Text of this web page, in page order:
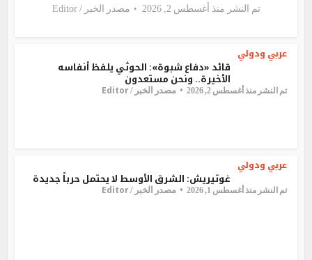
تم النشر منذ أغسطس 2, 2026 مصدر الخبر /Editor
عربي ودولي
قائد «دفاع شبوة»: الحوثي يلفظ أنفاسه
الأخيرة.. ونحن مستعدون
تم النشر منذ أغسطس 2, 2026 مصدر الخبر /Editor
عربي ودولي
غوتيريش: الشرق الأوسط لا يحتمل حرباً جديدة
تم النشر منذ أغسطس 1, 2026 مصدر الخبر /Editor